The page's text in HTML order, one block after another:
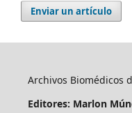
Enviar un artículo
Archivos Biomédicos
Editores: Marlon